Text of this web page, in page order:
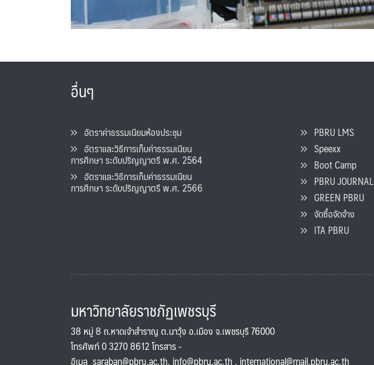
อื่นๆ
อัตราค่าธรรมเนียมห้องประชุม
อัตราและวิธีการเก็บค่าธรรมเนียน
การศึกษา ระดับปริญญาตรี พ.ศ. 2564
อัตราและวิธีการเก็บค่าธรรมเนียน
การศึกษา ระดับปริญญาตรี พ.ศ. 2566
PBRU LMS
Speexx
Boot Camp
PBRU JOURNAL
GREEN PBRU
จัดซื้อจัดจ้าง
ITA PBRU
มหาวิทยาลัยราชภัฏเพชรบุรี
38 หมู่ 8 ถ.หาดเจ้าสำราญ ต.นาวุ้ง อ.เมือง จ.เพชรบุรี 76000
โทรศัพท์ 0 3270 8612 โทรสาร -
อีเมล saraban@pbru.ac.th, info@pbru.ac.th , international@mail.pbru.ac.th